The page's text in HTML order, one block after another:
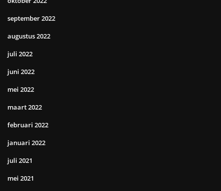
september 2022
augustus 2022
juli 2022
juni 2022
mei 2022
maart 2022
februari 2022
januari 2022
juli 2021
mei 2021